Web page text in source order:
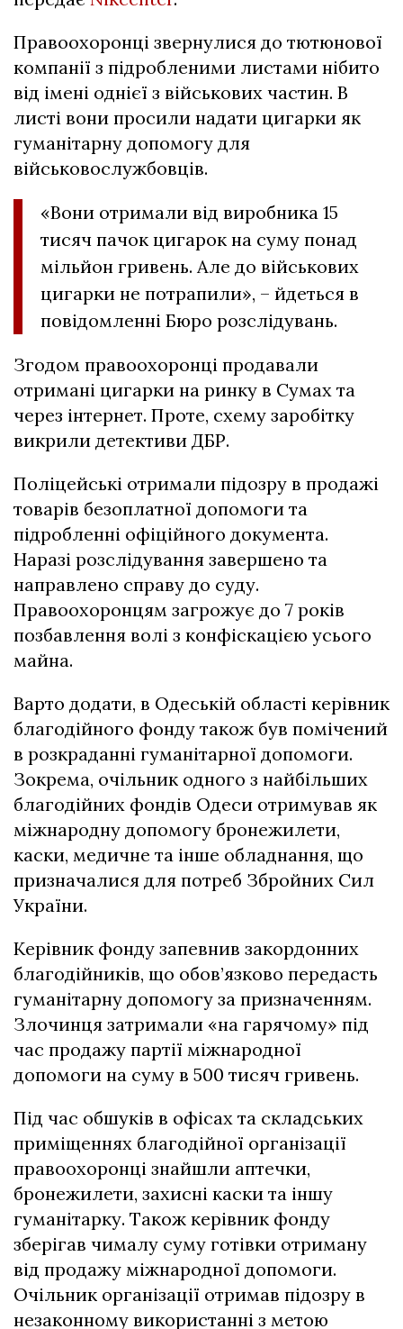
Правоохоронці звернулися до тютюнової
компанії з підробленими листами нібито
від імені однієї з військових частин. В
листі вони просили надати цигарки як
гуманітарну допомогу для
військовослужбовців.
«Вони отримали від виробника 15
тисяч пачок цигарок на суму понад
мільйон гривень. Але до військових
цигарки не потрапили», – йдеться в
повідомленні Бюро розслідувань.
Згодом правоохоронці продавали
отримані цигарки на ринку в Сумах та
через інтернет. Проте, схему заробітку
викрили детективи ДБР.
Поліцейські отримали підозру в продажі
товарів безоплатної допомоги та
підробленні офіційного документа.
Наразі розслідування завершено та
направлено справу до суду.
Правоохоронцям загрожує до 7 років
позбавлення волі з конфіскацією усього
майна.
Варто додати, в Одеській області керівник
благодійного фонду також був помічений
в розкраданні гуманітарної допомоги.
Зокрема, очільник одного з найбільших
благодійних фондів Одеси отримував як
міжнародну допомогу бронежилети,
каски, медичне та інше обладнання, що
призначалися для потреб Збройних Сил
України.
Керівник фонду запевнив закордонних
благодійників, що обов’язково передасть
гуманітарну допомогу за призначенням.
Злочинця затримали «на гарячому» під
час продажу партії міжнародної
допомоги на суму в 500 тисяч гривень.
Під час обшуків в офісах та складських
приміщеннях благодійної організації
правоохоронці знайшли аптечки,
бронежилети, захисні каски та іншу
гуманітарку. Також керівник фонду
зберігав чималу суму готівки отриману
від продажу міжнародної допомоги.
Очільник організації отримав підозру в
незаконному використанні з метою